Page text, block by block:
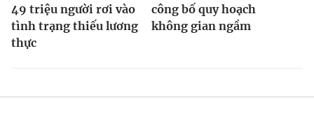
49 triệu người rơi vào
tình trạng thiếu lương
thực
công bố quy hoạch
không gian ngầm